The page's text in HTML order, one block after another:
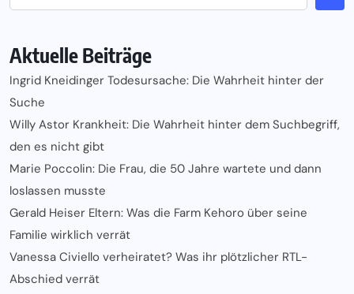
Aktuelle Beiträge
Ingrid Kneidinger Todesursache: Die Wahrheit hinter der
Suche
Willy Astor Krankheit: Die Wahrheit hinter dem Suchbegriff,
den es nicht gibt
Marie Poccolin: Die Frau, die 50 Jahre wartete und dann
loslassen musste
Gerald Heiser Eltern: Was die Farm Kehoro über seine
Familie wirklich verrät
Vanessa Civiello verheiratet? Was ihr plötzlicher RTL-
Abschied verrät